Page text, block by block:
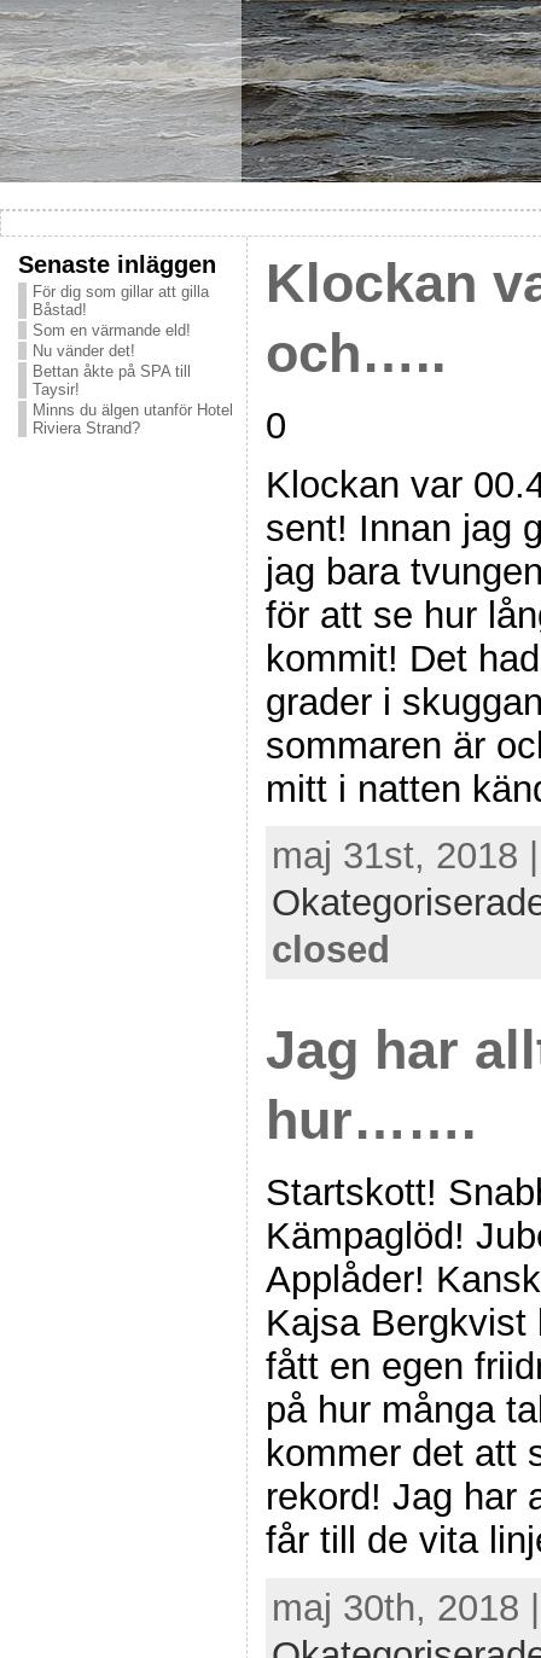
Senaste inläggen
För dig som gillar att gilla
Båstad!
Som en värmande eld!
Nu vänder det!
Bettan åkte på SPA till
Taysir!
Minns du älgen utanför Hotel
Riviera Strand?
Klockan
och…..
0
Klockan var
sent! Innan jag
jag bara
för att se hur
kommit! Det
grader i
sommaren är
mitt i natten
maj 31st, 2018
closed
Jag har
hur…….
Startskott!
Kämpaglöd!
Applåder!
Kajsa Bergkvist
fått en egen
på hur många
kommer det att
rekord! Jag har
får till de vita
maj 30th, 2018